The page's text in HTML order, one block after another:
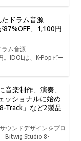
たドラム音源
87%OFF、1,100円
ラム音源
。IDOLは、K-Popビー
音楽制作、演奏、
ッショナルに始め
Track」など2製品
ウンドデザインをプロ
Bitwig Studio 8-